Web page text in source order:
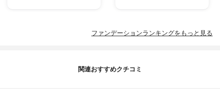
ファンデーションランキングをもっと見る
関連おすすめクチコミ